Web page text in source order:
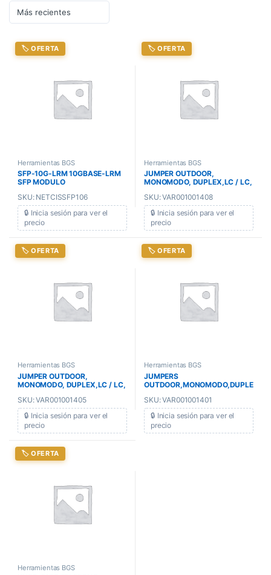
🏷️ OFERTA
Herramientas BGS
SFP-10G-LRM 10GBASE-LRM
SFP MODULO
SKU: NETCISSFP106
🔒 Inicia sesión para ver el
precio
🏷️ OFERTA
Herramientas BGS
JUMPER OUTDOOR,
MONOMODO, DUPLEX,LC / LC,
SKU: VAR001001408
🔒 Inicia sesión para ver el
precio
🏷️ OFERTA
Herramientas BGS
JUMPER OUTDOOR,
MONOMODO, DUPLEX,LC / LC,
SKU: VAR001001405
🔒 Inicia sesión para ver el
precio
🏷️ OFERTA
Herramientas BGS
JUMPERS
OUTDOOR,MONOMODO,DUPLE
SKU: VAR001001401
🔒 Inicia sesión para ver el
precio
🏷️ OFERTA
Herramientas BGS